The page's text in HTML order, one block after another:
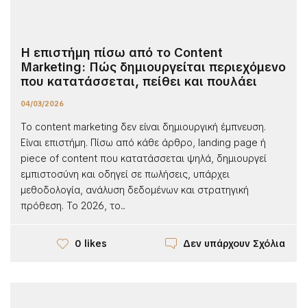
Η επιστήμη πίσω από το Content
Marketing: Πώς δημιουργείται περιεχόμενο
που κατατάσσεται, πείθει και πουλάει
04/03/2026
Το content marketing δεν είναι δημιουργική έμπνευση.
Είναι επιστήμη. Πίσω από κάθε άρθρο, landing page ή
piece of content που κατατάσσεται ψηλά, δημιουργεί
εμπιστοσύνη και οδηγεί σε πωλήσεις, υπάρχει
μεθοδολογία, ανάλυση δεδομένων και στρατηγική
πρόθεση. Το 2026, το...
0 likes Δεν υπάρχουν Σχόλια